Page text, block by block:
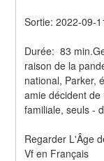
Sortie: 2022-09-
Durée:  83
raison de la
national, Parker,
amie décident
familiale, seuls -
Regarder L'Âge
Vf en Français